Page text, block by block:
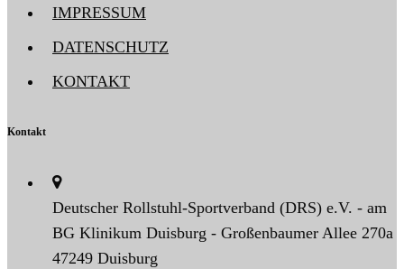
IMPRESSUM
DATENSCHUTZ
KONTAKT
Kontakt
Deutscher Rollstuhl-Sportverband (DRS) e.V. - am
BG Klinikum Duisburg - Großenbaumer Allee 270a
47249 Duisburg